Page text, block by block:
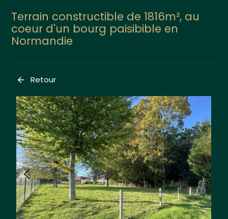
Terrain constructible de 1816m², au
coeur d'un bourg paisibible en
Normandie
Retour